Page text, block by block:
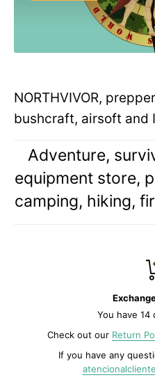
NORTHVIVOR,
bushcraft, airsoft and
Adventure,
equipment store,
camping, hiking,
You have 14
Check out our Return
If you have any